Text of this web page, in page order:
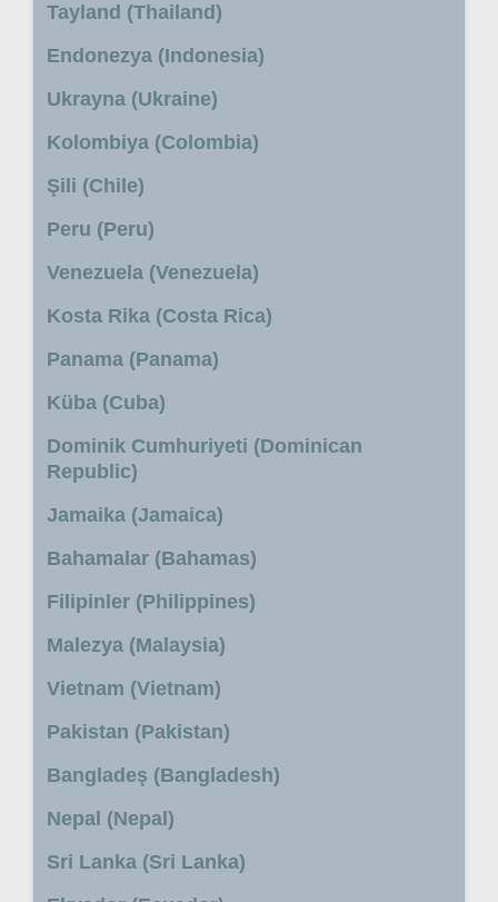
Tayland (Thailand)
Endonezya (Indonesia)
Ukrayna (Ukraine)
Kolombiya (Colombia)
Şili (Chile)
Peru (Peru)
Venezuela (Venezuela)
Kosta Rika (Costa Rica)
Panama (Panama)
Küba (Cuba)
Dominik Cumhuriyeti (Dominican
Republic)
Jamaika (Jamaica)
Bahamalar (Bahamas)
Filipinler (Philippines)
Malezya (Malaysia)
Vietnam (Vietnam)
Pakistan (Pakistan)
Bangladeş (Bangladesh)
Nepal (Nepal)
Sri Lanka (Sri Lanka)